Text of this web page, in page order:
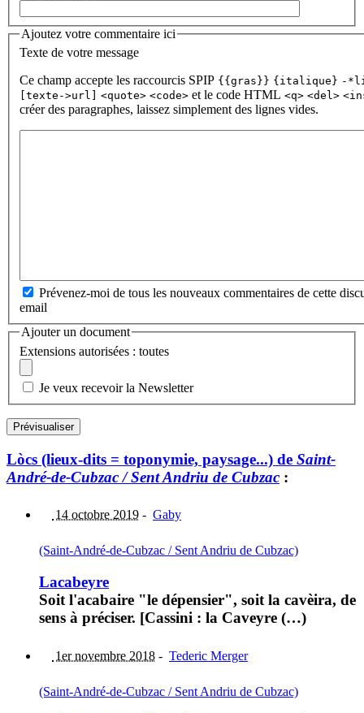
Ajoutez votre commentaire ici
Texte de votre message
Ce champ accepte les raccourcis SPIP {{gras}} {italique} -
[texte->url]
<quote> <code> et le code HTML <q> <del>
créer des paragraphes, laissez simplement des lignes vides.
Prévenez-moi de tous les nouveaux commentaires de cette
email
Ajouter un document
Extensions autorisées : toutes
Je veux recevoir la Newsletter
Lòcs (lieux-dits = toponymie, paysage...) de Saint-
André-de-Cubzac / Sent Andriu de Cubzac :
14 octobre 2019 - Gaby
(Saint-André-de-Cubzac / Sent Andriu de Cubzac)
Lacabeyre
Soit l'acabaire "le dépensier", soit la cavèira, de
sens à préciser. [Cassini : la Caveyre (…)
1er novembre 2018 - Tederic Merger
(Saint-André-de-Cubzac / Sent Andriu de Cubzac)